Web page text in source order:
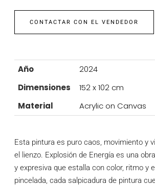
CONTACTAR CON EL VENDEDOR
Año
2024
Dimensiones
152 x 102 cm
Material
Acrylic on Canvas
Esta pintura es puro caos, movimiento y
el lienzo. Explosión de Energía es una
y expresiva que estalla con color, ritmo y
pincelada, cada salpicadura de pintura